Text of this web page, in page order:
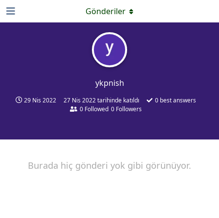
ykpnish
29 Nis 2022 27 Nis 2022tarihinde katıldı 0 best answers
0 Followed 0 Followers
Gönderiler
Burada hiç gönderi yok gibi görünüyor.